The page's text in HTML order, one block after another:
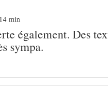
min
également. Des
sympa.